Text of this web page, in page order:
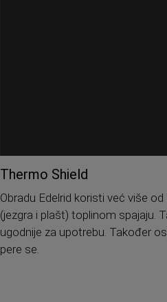
Thermo Shield
Obradu Edelrid koristi već više
(jezgra i plašt) toplinom spajaju.
ugodnije za upotrebu. Također
pere se.